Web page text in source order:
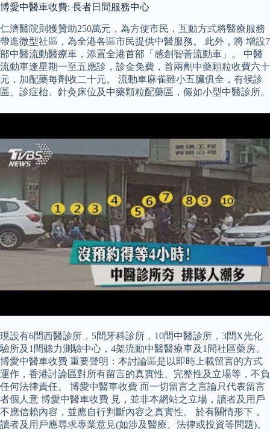
博愛中醫車收費: 長者日間服務中心
仁濟醫院則獲贊助250萬元，為方便市民，互動方式將醫療服務
帶進微型社區，為全港各區市民提供中醫服務。 此外，將 增設7
部中醫流動醫療車，添置全港首部「感創智善流動車」。 中醫
流動車逢星期一至五應診，診金免費，首兩劑中藥顆粒收費六十
元，加配藥每劑收二十元。 流動車麻雀雖小五臟俱全，有候診
區、診症枱、針灸床位及中藥顆粒配藥區，儼如小型中醫診所。
現設有6間西醫診所，5間牙科診所，10間中醫診所，3間X光化
驗所及1間聽力測驗中心，4架流動中醫醫療車及1間社區藥房。
博愛中醫車收費 重要聲明：本討論區是以即時上載留言的方式
運作，香港討論區對所有留言的真實性、完整性及立場等，不負
任何法律責任。 博愛中醫車收費 而一切留言之言論只代表留言
者個人意 博愛中醫車收費 見，並非本網站之立場，讀者及用戶
不應信賴內容，並應自行判斷內容之真實性。 於有關情形下，
讀者及用戶應尋求專業意見(如涉及醫療、法律或投資等問題)。